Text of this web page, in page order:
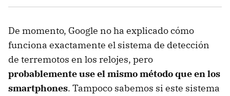
De momento, Google no ha explicado cómo
funciona exactamente el sistema de detección
de terremotos en los relojes, pero
probablemente use el mismo método que en los
smartphones. Tampoco sabemos si este sistema